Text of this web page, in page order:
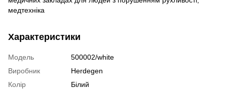
Характеристики
Модель
500002/white
Виробник
Herdegen
Колір
Білий